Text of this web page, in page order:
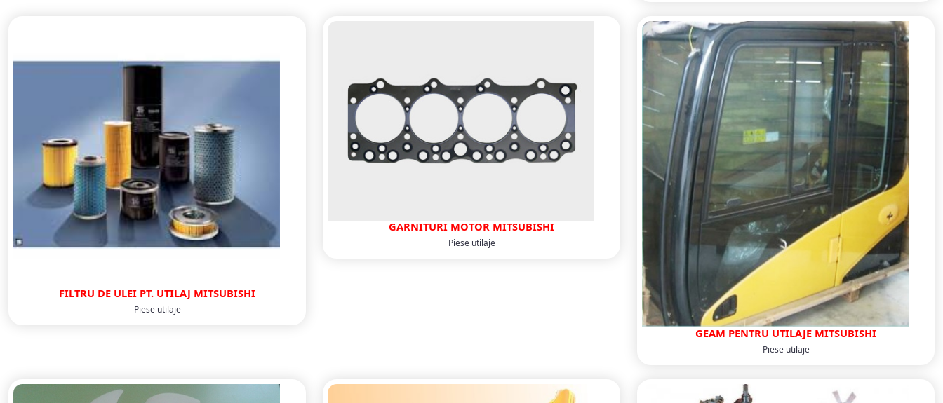
FILTRU DE ULEI PT. UTILAJ MITSUBISHI
Piese utilaje
GARNITURI MOTOR MITSUBISHI
Piese utilaje
GEAM PENTRU UTILAJE MITSUBISHI
Piese utilaje